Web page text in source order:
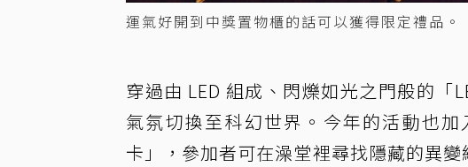
運氣好開到中獎置物櫃的話可以獲得限定禮品
穿過由 LED 組成、閃爍如光之門般的「
氣氛切換至科幻世界。今年的活動也
卡」，參加者可在澡堂裡尋找隱藏的異